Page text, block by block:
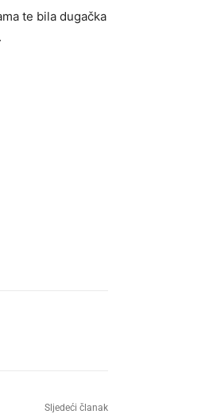
te bila dugačka
Sljedeći članak